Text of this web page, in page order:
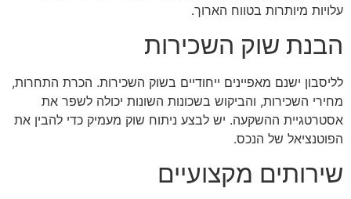
עלויות מיותרות בטווח הארוך.
הבנת שוק השכירות
לליסבון ישנם מאפיינים ייחודיים בשוק השכירות. הכרת התחרות,
מחירי השכירות, והביקוש בשכונות השונות יכולה לשפר את
אסטרטגיית ההשקעה. יש לבצע ניתוח שוק מעמיק כדי להבין את
הפוטנציאל של הנכס.
שירותים מקצועיים